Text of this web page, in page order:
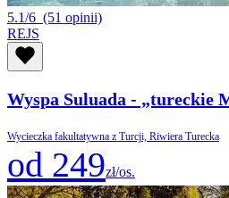
5.1/6 (51 opinii)
REJS
Wyspa Suluada - „tureckie
Wycieczka fakultatywna z Turcji, Riwiera Turecka
od 249zł/os.